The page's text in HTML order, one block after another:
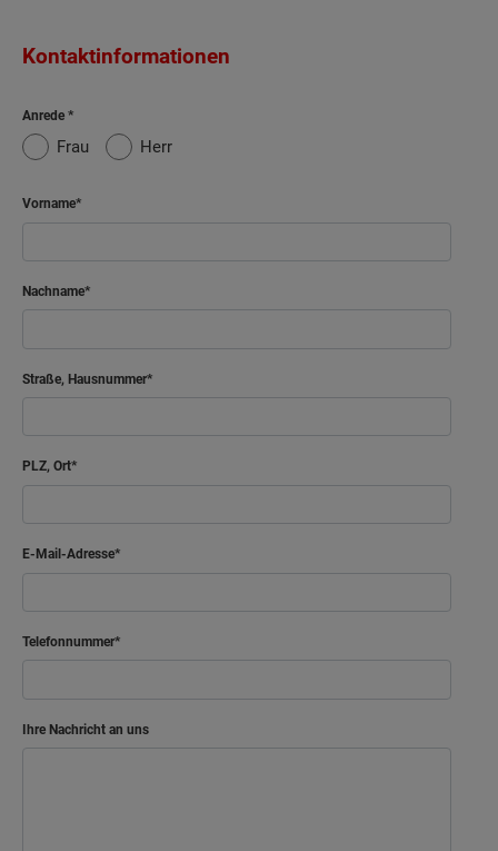
Kontaktinformationen
Anrede
Frau Herr
Vorname
Nachname
Straße, Hausnummer
PLZ, Ort
E-Mail-Adresse
Telefonnummer
Ihre Nachricht an uns